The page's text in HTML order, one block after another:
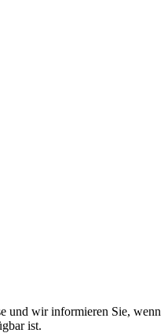
und wir informieren Sie, wenn
ist.